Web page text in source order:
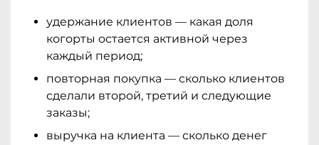
удержание клиентов — какая доля
когорты остается активной через
каждый период;
повторная покупка — сколько клиентов
сделали второй, третий и следующие
заказы;
выручка на клиента — сколько денег